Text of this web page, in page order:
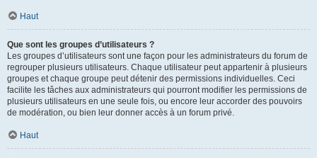
Haut
Que sont les groupes d’utilisateurs ?
Les groupes d’utilisateurs sont une façon pour les administrateurs du forum de
regrouper plusieurs utilisateurs. Chaque utilisateur peut appartenir à plusieurs
groupes et chaque groupe peut détenir des permissions individuelles. Ceci
facilite les tâches aux administrateurs qui pourront modifier les permissions de
plusieurs utilisateurs en une seule fois, ou encore leur accorder des pouvoirs
de modération, ou bien leur donner accès à un forum privé.
Haut